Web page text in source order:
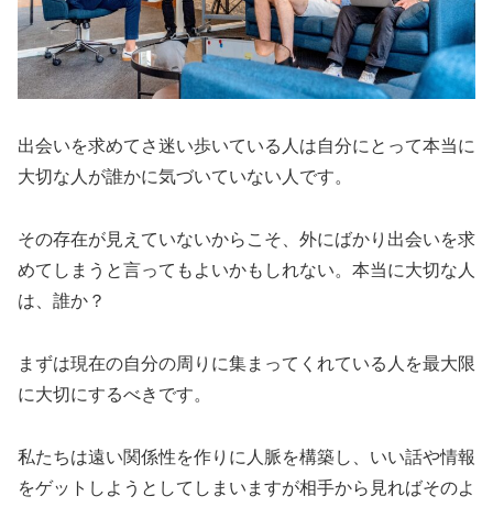
出会いを求めてさ迷い歩いている人は自分にとって本当に
大切な人が誰かに気づいていない人です。
その存在が見えていないからこそ、外にばかり出会いを求
めてしまうと言ってもよいかもしれない。本当に大切な人
は、誰か？
まずは現在の自分の周りに集まってくれている人を最大限
に大切にするべきです。
私たちは遠い関係性を作りに人脈を構築し、いい話や情報
をゲットしようとしてしまいますが相手から見ればそのよ